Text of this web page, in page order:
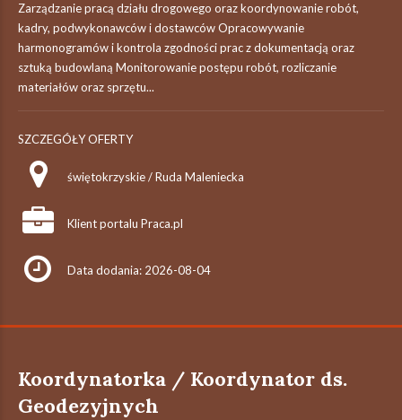
Zarządzanie pracą działu drogowego oraz koordynowanie robót,
kadry, podwykonawców i dostawców Opracowywanie
harmonogramów i kontrola zgodności prac z dokumentacją oraz
sztuką budowlaną Monitorowanie postępu robót, rozliczanie
materiałów oraz sprzętu...
SZCZEGÓŁY OFERTY
świętokrzyskie / Ruda Maleniecka
Klient portalu Praca.pl
Data dodania: 2026-08-04
Koordynatorka / Koordynator ds.
Geodezyjnych